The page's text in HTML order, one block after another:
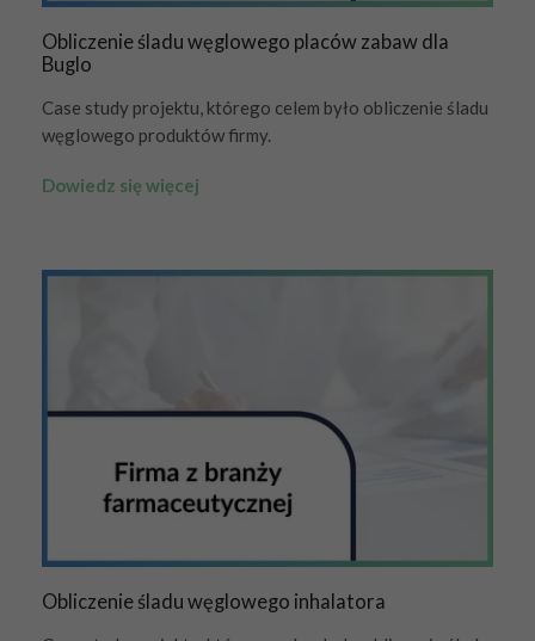
Obliczenie śladu węglowego placów zabaw dla
Buglo
Case study projektu, którego celem było obliczenie śladu
węglowego produktów firmy.
Dowiedz się więcej
Obliczenie śladu węglowego inhalatora